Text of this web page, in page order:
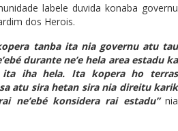
labele duvida konaba governu
dos Herois.
tanba ita nia governu atu tau
durante ne’e hela area estadu ka
ita iha hela. Ita kopera ho terras
atu sira hetan sira nia direitu karik
ne’ebé konsidera rai estadu”nia